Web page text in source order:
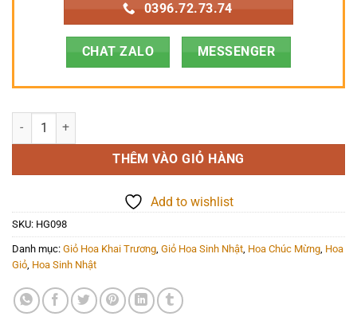
0396.72.73.74
CHAT ZALO MESSENGER
Hoa Giỏ - HG098 số lượng
THÊM VÀO GIỎ HÀNG
Add to wishlist
SKU: HG098
Danh mục: Giỏ Hoa Khai Trương Giỏ Hoa Sinh Nhật Hoa Chúc Mừng Hoa
Giỏ Hoa Sinh Nhật